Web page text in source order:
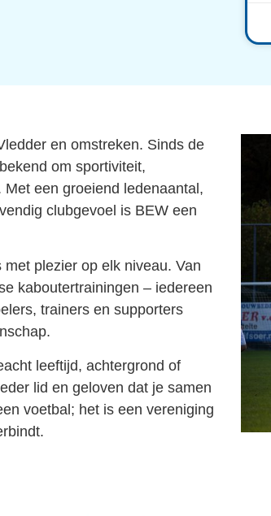
en omstreken. Sinds de
om sportiviteit,
een groeiend ledenaantal,
clubgevoel is BEW een
plezier op elk niveau. Van
kaboutertrainingen – iedereen
trainers en supporters
leeftijd, achtergrond of
lid en geloven dat je samen
voetbal; het is een vereniging